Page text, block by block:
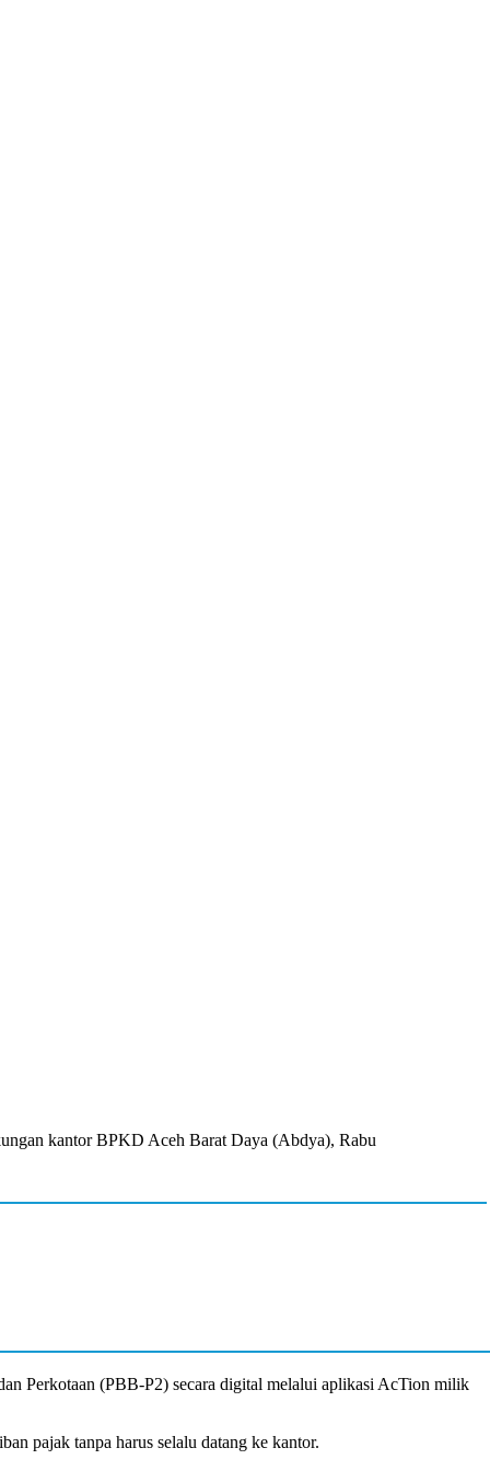
kantor BPKD Aceh Barat Daya (Abdya), Rabu
Perkotaan (PBB-P2) secara digital melalui aplikasi AcTion milik
pajak tanpa harus selalu datang ke kantor.